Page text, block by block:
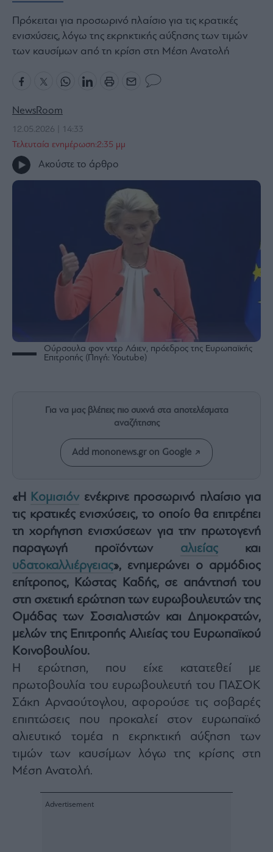
Law
Bloomberg
Times
Wiseman
Room
301
Today
Mononews2030
Vivants
Auto
Life
&
Style
Υγεία
Architecture
&
Design
Fashion
&
Art
Watches
Yachts
Table
For
Two
Μετοχές
Αγορές
Πρόκειται για προσωρινό πλαίσιο για τις κρατικές
ενισχύσεις, λόγω της εκρηκτικής αύξησης των τιμών
των καυσίμων από τη κρίση στη Μέση Ανατολή
NewsRoom
12.05.2026 | 14:33
Τελευταία ενημέρωση:2:35 μμ
Ακούστε το άρθρο
Ούρσουλα φον ντερ Λάιεν, πρόεδρος της Ευρωπαϊκής
Επιτροπής (Πηγή: Youtube)
Για να μας βλέπεις πιο συχνά στα αποτελέσματα
αναζήτησης
Add mononews.gr on Google
«Η Κομισιόνενέκρινε προσωρινό πλαίσιο για
τις κρατικές ενισχύσεις, το οποίο θα επιτρέπει
τη χορήγηση ενισχύσεων για την πρωτογενή
παραγωγή προϊόντων αλιείαςκαι
υδατοκαλλιέργειας», ενημερώνει ο αρμόδιος
επίτροπος, Κώστας Καδής, σε απάντησή του
στη σχετική ερώτηση των ευρωβουλευτών της
Ομάδας των Σοσιαλιστών και Δημοκρατών,
μελών της Επιτροπής Αλιείας του Ευρωπαϊκού
Κοινοβουλίου.
Η ερώτηση, που είχε κατατεθεί με
πρωτοβουλία του ευρωβουλευτή του ΠΑΣΟΚ
Σάκη Αρναούτογλου, αφορούσε τις σοβαρές
επιπτώσεις που προκαλεί στον ευρωπαϊκό
αλιευτικό τομέα η εκρηκτική αύξηση των
τιμών των καυσίμων λόγω της κρίσης στη
Μέση Ανατολή.